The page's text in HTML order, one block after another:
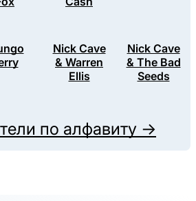
Nick Cave
& Warren
Ellis
Nick Cave
& The Bad
Seeds
по алфавиту →